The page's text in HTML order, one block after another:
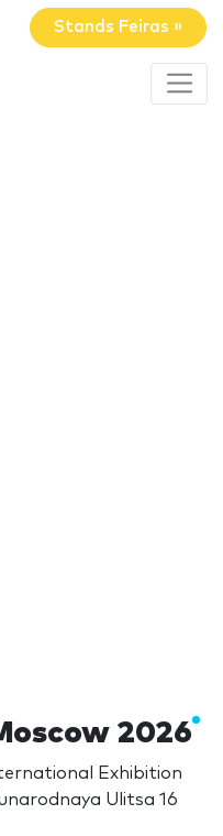
Stands Feiras »
2026
Exhibition
Ulitsa 16